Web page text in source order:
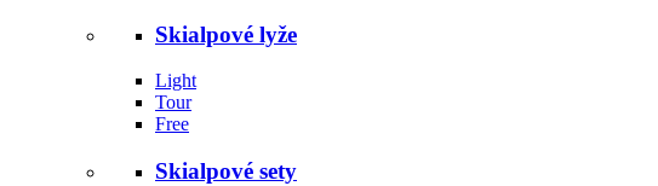
Skialpové lyže
Light
Tour
Free
Skialpové sety